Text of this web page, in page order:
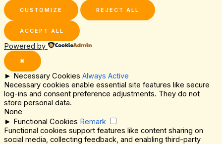
CUSTOMIZE REJECT ALL
ACCEPT ALL
Powered by
✖
► Necessary Cookies Always Active
Necessary cookies enable essential site features like secure
log-ins and consent preference adjustments. They do not
store personal data.
None
► Functional Cookies Remark
Functional cookies support features like content sharing on
social media, collecting feedback, and enabling third-party